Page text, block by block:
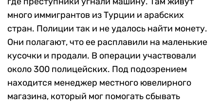
много иммигрантов из Турции и арабских
стран. Полиции так и не удалось найти монету.
Они полагают, что ее расплавили на маленькие
кусочки и продали. В операции участвовали
около 300 полицейских. Под подозрением
находится менеджер местного ювелирного
магазина, который мог помогать сбывать